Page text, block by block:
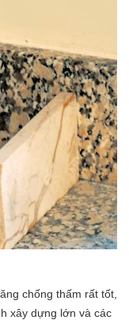
chống thấm rất tốt,
xây dựng lớn và các